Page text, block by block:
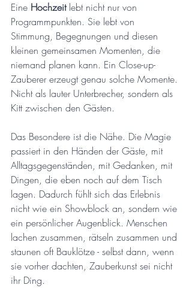
Eine Hochzeit lebt nicht nur von
Programmpunkten. Sie lebt von
Stimmung, Begegnungen und diesen
kleinen gemeinsamen Momenten, die
niemand planen kann. Ein Close-up-
Zauberer erzeugt genau solche Momente.
Nicht als lauter Unterbrecher, sondern als
Kitt zwischen den Gästen.
Das Besondere ist die Nähe. Die Magie
passiert in den Händen der Gäste, mit
Alltagsgegenständen, mit Gedanken, mit
Dingen, die eben noch auf dem Tisch
lagen. Dadurch fühlt sich das Erlebnis
nicht wie ein Showblock an, sondern wie
ein persönlicher Augenblick. Menschen
lachen zusammen, rätseln zusammen und
staunen oft Bauklötze - selbst dann, wenn
sie vorher dachten, Zauberkunst sei nicht
ihr Ding.